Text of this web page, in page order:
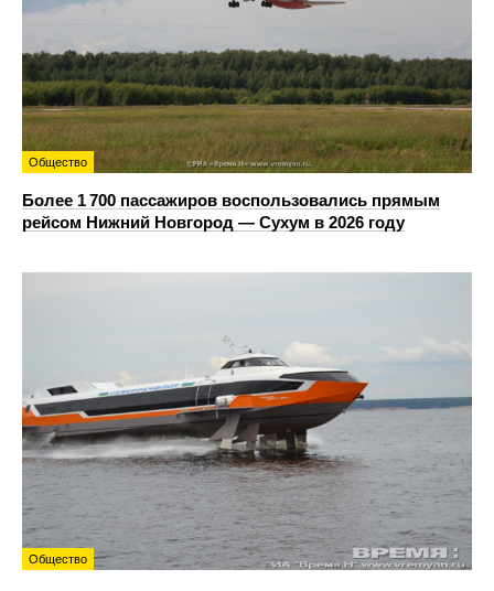
Общество
Более 1 700 пассажиров воспользовались прямым
рейсом Нижний Новгород — Сухум в 2026 году
Общество